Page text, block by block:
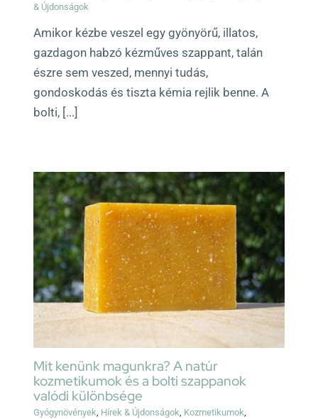
& Újdonságok
Amikor kézbe veszel egy gyönyörű, illatos,
gazdagon habzó kézműves szappant, talán
észre sem veszed, mennyi tudás,
gondoskodás és tiszta kémia rejlik benne. A
bolti, [...]
Mit kenünk magunkra? A natúr
kozmetikumok és a bolti szappanok
valódi különbsége
Gyógynövények Hírek & Újdonságok Kozmetikumok